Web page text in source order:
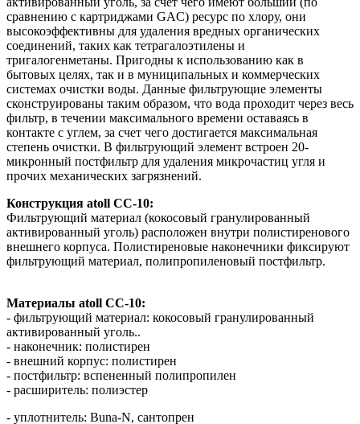
сравнению с картриджами GAC) ресурс по хлору, они
высокоэффективны для удаления вредных органических
соединений, таких как тетрагалоэтилены и
тригалогенметаны. Пригодны к использованию как в
бытовых целях, так и в муниципальных и коммерческих
системах очистки воды. Данные фильтрующие элементы
сконструированы таким образом, что вода проходит через весь
фильтр, в течении максимального времени оставаясь в
контакте с углем, за счет чего достигается максимальная
степень очистки. В фильтрующий элемент встроен 20-
микронный постфильтр для удаления микрочастиц угля и
прочих механических загрязнений.
Конструкция atoll CC-10:
Фильтрующий материал (кокосовый гранулированный
активированный уголь) расположен внутри полистиренового
внешнего корпуса. Полистиреновые наконечники фиксируют
фильтрующий материал, полипропиленовый постфильтр.
Материалы atoll CC-10:
- фильтрующий материал: кокосовый гранулированный
активированный уголь..
- наконечник: полистирен
- внешний корпус: полистирен
- постфильтр: вспененный полипропилен
- расширитель: полиэстер
- уплотнитель: Buna-N, сантопрен